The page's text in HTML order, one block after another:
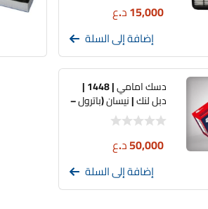
15,000د.ع
إضافة إلى السلة
دسك امامي | 1448 |
دبل لنك | نيسان (باترول –
أرمادا – تيتان) – إنفينيتي
(QX80)
50,000د.ع
إضافة إلى السلة